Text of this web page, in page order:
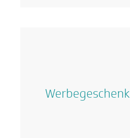
Werbegeschenk